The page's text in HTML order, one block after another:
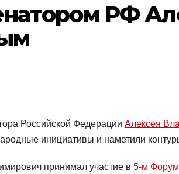
РФ
Российской Федерации Алексея
инициативы и наметили
принимал участие в 5-м